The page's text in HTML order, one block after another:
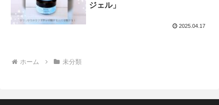
ジェル」
2025.04.17
ホーム 未分類